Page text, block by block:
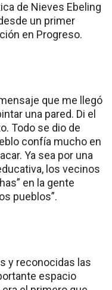
de Nieves Ebeling
un primer
en Progreso.
que me llegó
una pared. Di el
Todo se dio de
confía mucho en
Ya sea por una
los vecinos
en la gente
pueblos”.
y reconocidas las
espacio